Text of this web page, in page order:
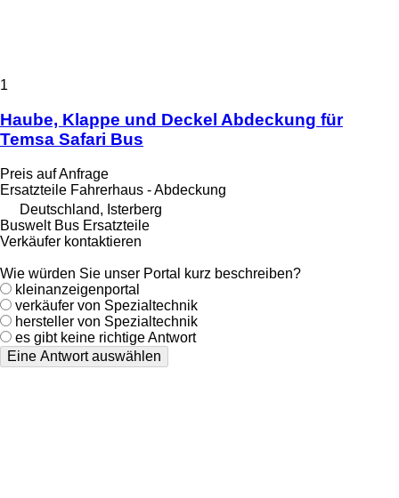
1
Haube, Klappe und Deckel Abdeckung für
Temsa Safari Bus
Preis auf Anfrage
Ersatzteile Fahrerhaus - Abdeckung
Deutschland, Isterberg
Buswelt Bus Ersatzteile
Verkäufer kontaktieren
Wie würden Sie unser Portal kurz beschreiben?
kleinanzeigenportal
verkäufer von Spezialtechnik
hersteller von Spezialtechnik
es gibt keine richtige Antwort
Eine Antwort auswählen